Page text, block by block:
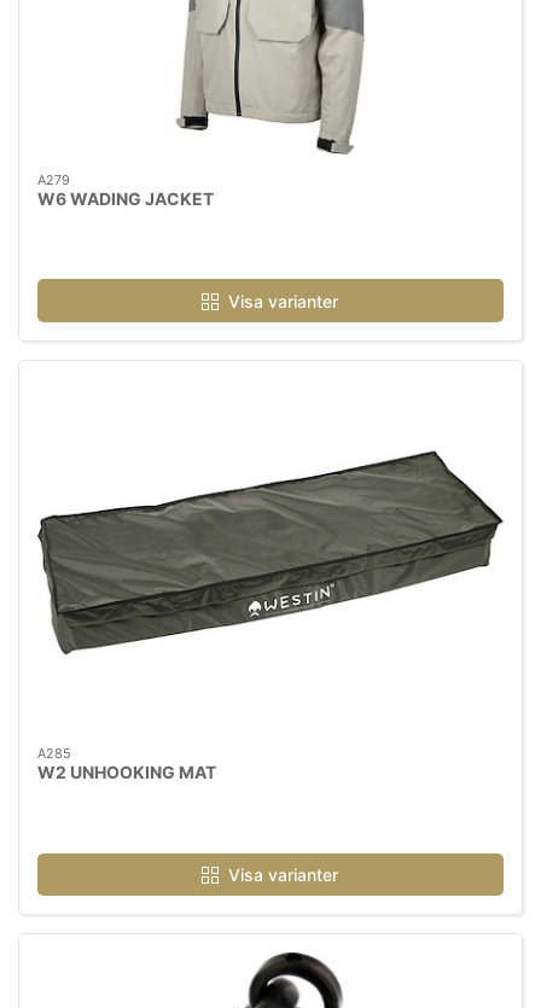
A279
W6 WADING JACKET
Visa varianter
A285
W2 UNHOOKING MAT
Visa varianter